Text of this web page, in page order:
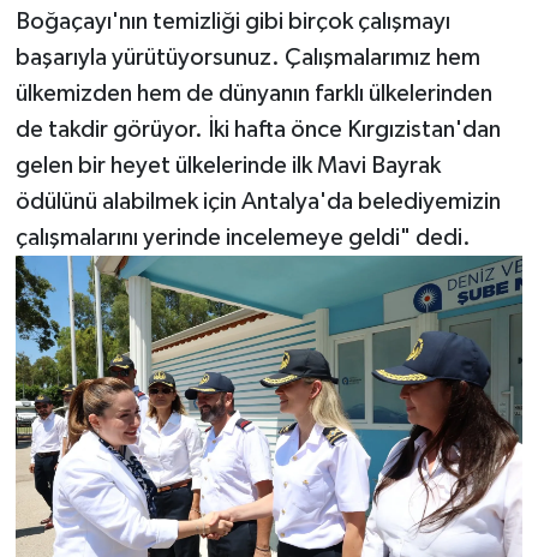
Boğaçayı'nın temizliği gibi birçok çalışmayı
başarıyla yürütüyorsunuz. Çalışmalarımız hem
ülkemizden hem de dünyanın farklı ülkelerinden
de takdir görüyor. İki hafta önce Kırgızistan'dan
gelen bir heyet ülkelerinde ilk Mavi Bayrak
ödülünü alabilmek için Antalya'da belediyemizin
çalışmalarını yerinde incelemeye geldi" dedi.